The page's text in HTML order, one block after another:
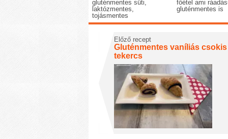
gluténmentes süti,
laktózmentes,
tojásmentes
főétel ami
gluténmentes is
Előző recept
Gluténmentes vaníliás csokis
tekercs